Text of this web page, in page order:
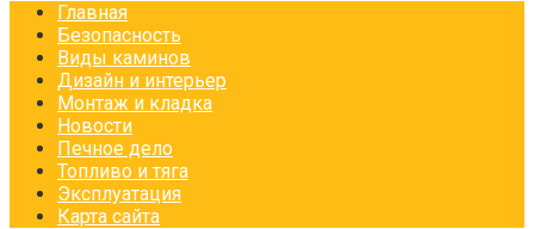
Главная
Безопасность
Виды каминов
Дизайн и интерьер
Монтаж и кладка
Новости
Печное дело
Топливо и тяга
Эксплуатация
Карта сайта